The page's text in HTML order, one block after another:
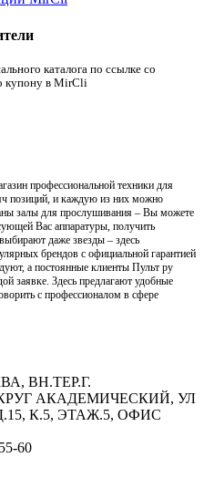
каталога по ссылке со
купону в MirCli
профессиональной техники для
позиций, и каждую из них можно
залы для прослушивания – Вы можете
Вас аппаратуры, получить
даже звезды – здесь
брендов с официальной гарантией
а постоянные клиенты Пульт ру
заявке. Здесь предлагают удобные
с профессионалом в сфере
ВН.ТЕР.Г.
АКАДЕМИЧЕСКИЙ, УЛ
К.5, ЭТАЖ.5, ОФИС
60